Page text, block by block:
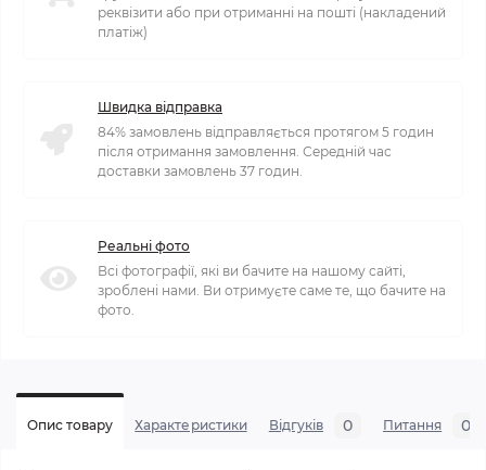
реквізити або при отриманні на пошті (накладений
платіж)
Швидка відправка
84% замовлень відправляється протягом 5 годин
після отримання замовлення. Середній час
доставки замовлень 37 годин.
Реальні фото
Всі фотографії, які ви бачите на нашому сайті,
зроблені нами. Ви отримуєте саме те, що бачите на
фото.
Опис товару Характеристики Відгуків 0 Питання 0